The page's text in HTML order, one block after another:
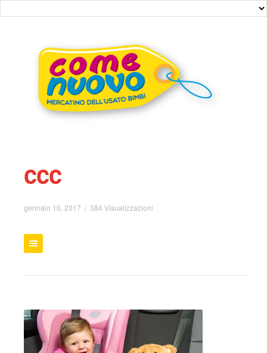
ccc
gennaio 16, 2017 / 384 Visualizzazioni